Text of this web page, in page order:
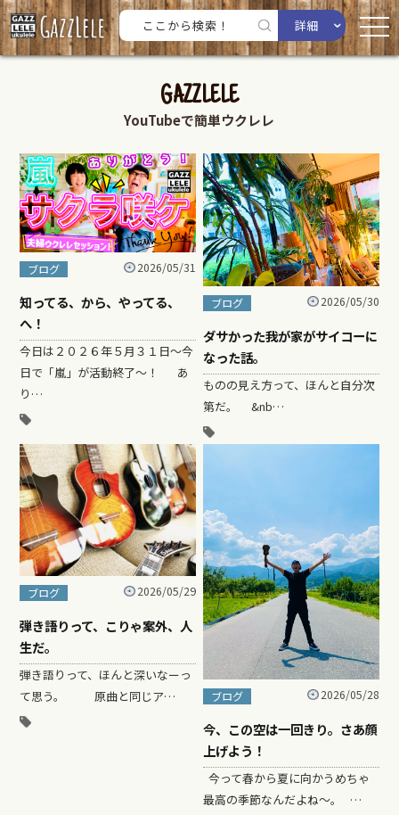
詳細
GAZZLELE
YouTubeで簡単ウクレレ
ブログ 2026/05/31
知ってる、から、やってる、
へ！
今日は２０２６年５月３１日〜今
日で「嵐」が活動終了〜！ あ
り…
ブログ 2026/05/30
ダサかった我が家がサイコーに
なった話。
ものの見え方って、ほんと自分次
第だ。 &nb…
ブログ 2026/05/29
弾き語りって、こりゃ案外、人
生だ。
弾き語りって、ほんと深いなーっ
て思う。 原曲と同じア…
ブログ 2026/05/28
今、この空は一回きり。さあ顔
上げよう！
今って春から夏に向かうめちゃ
最高の季節なんだよね～。 …